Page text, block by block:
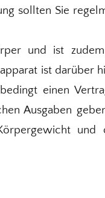
sollten Sie
und ist
ist darüber
einen
Ausgaben
und